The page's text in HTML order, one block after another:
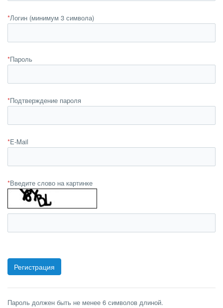
*Логин (минимум 3 символа)
*Пароль
*Подтверждение пароля
*E-Mail
*Введите слово на картинке
Пароль должен быть не менее 6 символов длиной.